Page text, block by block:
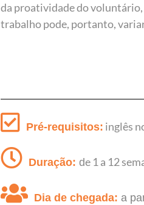
da proatividade do voluntário,
trabalho pode, portanto,
Pré-requisitos: inglês
Duração: de 1 a 12
Dia de chegada: a